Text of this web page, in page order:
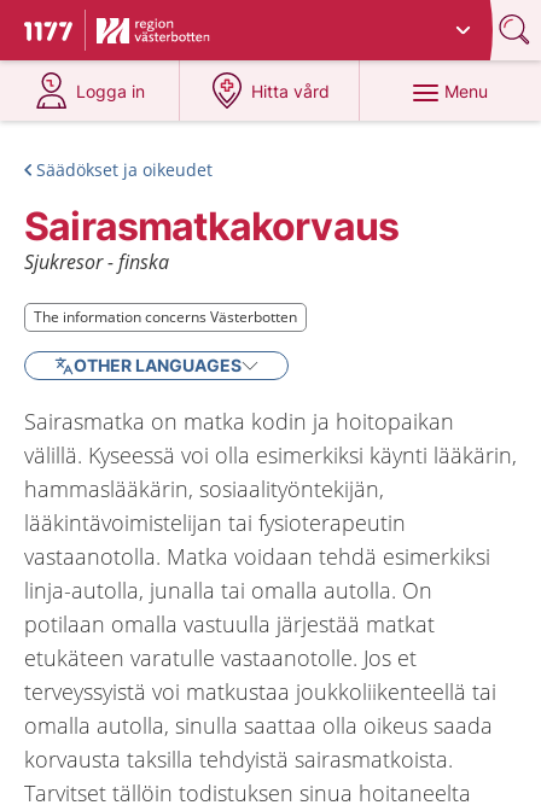
To start page for 1177
Du har valt region
Logga in
at 1177.se
Hitta vård
at 1177.se
Menu
Säädökset ja oikeudet
Sairasmatkakorvaus
Sjukresor - finska
The information concerns Västerbotten
The information concerns Västerbotten
OTHER LANGUAGES
Sairasmatka on matka kodin ja hoitopaikan
välillä. Kyseessä voi olla esimerkiksi käynti lääkärin,
hammaslääkärin, sosiaalityöntekijän,
lääkintävoimistelijan tai fysioterapeutin
vastaanotolla. Matka voidaan tehdä esimerkiksi
linja-autolla, junalla tai omalla autolla. On
potilaan omalla vastuulla järjestää matkat
etukäteen varatulle vastaanotolle. Jos et
terveyssyistä voi matkustaa joukkoliikenteellä tai
omalla autolla, sinulla saattaa olla oikeus saada
korvausta taksilla tehdyistä sairasmatkoista.
Tarvitset tällöin todistuksen sinua hoitaneelta